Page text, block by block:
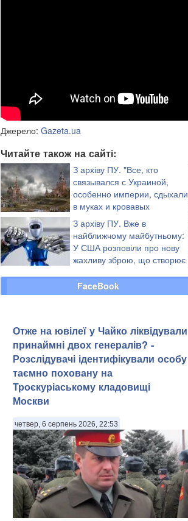
Джерело: Gazeta.ua
Читайте також на сайті:
З архіву ПУ. "Все, кто
связывался с Украиной,
особенно империи, сдыхали
в муках и кровавых
конвульсиях", - Анти-
Колорадос
З архіву ПУ. Вже в
найближчому майбутньому:
У США розповіли про нову
жахливу зброю, що створює
FaceBook
Отже на ювілеї у Чайко ліквідували
принаймні двох генералів? -
Розслідувачі ідентифікували особу
таємно поховану на
Троєкуріаському кладовищі
Москви
четвер, 6 серпень 2026, 22:53